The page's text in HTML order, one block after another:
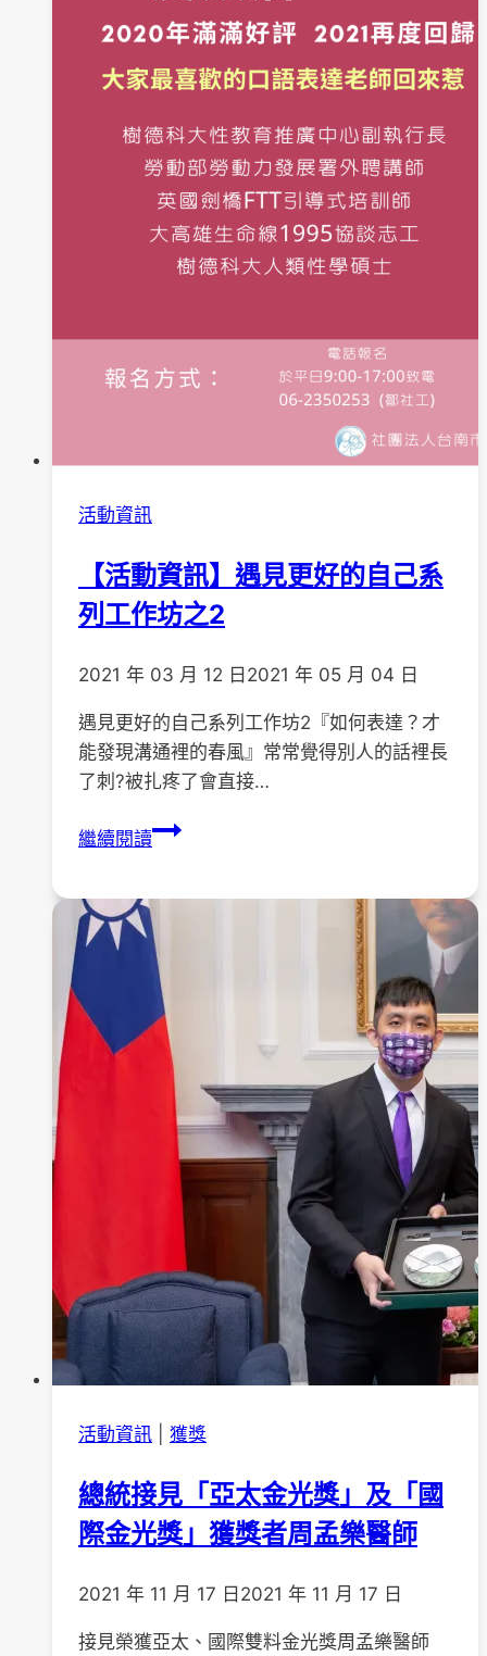
活動資訊
【活動資訊】遇見更好的自己系
列工作坊之2
2021 年 03 月 12 日 2021 年 05 月 04 日
遇見更好的自己系列工作坊2『如何表達？才
能發現溝通裡的春風』常常覺得別人的話裡長
了刺?被扎疼了會直接…
繼續閱讀【活
訊】
遇
見
更
好
坊
之
2
活動資訊 獲獎
總統接見「亞太金光獎」及「國
際金光獎」獲獎者周孟樂醫師
2021 年 11 月 17 日 2021 年 11 月 17 日
接見榮獲亞太、國際雙料金光獎周孟樂醫師